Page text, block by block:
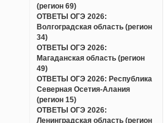
(регион 69)
ОТВЕТЫ ОГЭ 2026:
Волгоградская область (регион
34)
ОТВЕТЫ ОГЭ 2026:
Магаданская область (регион
49)
ОТВЕТЫ ОГЭ 2026: Республика
Северная Осетия-Алания
(регион 15)
ОТВЕТЫ ОГЭ 2026:
Ленинградская область (регион